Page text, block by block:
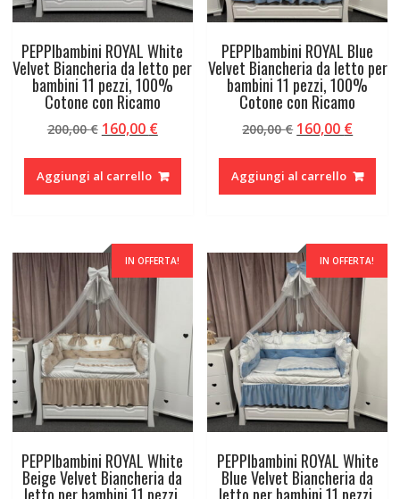
PEPPIbambini ROYAL White
Velvet Biancheria da letto per
bambini 11 pezzi, 100%
Cotone con Ricamo
200,00€ Il
originale
era:
160,00 €Il
attuale
è:
Aggiungi al carrello
PEPPIbambini ROYAL Blue
Velvet Biancheria da letto per
bambini 11 pezzi, 100%
Cotone con Ricamo
200,00€ Il
originale
era:
160,00 €Il
è:
Aggiungi al carrello
IN OFFERTA!
PEPPIbambini ROYAL White
Beige Velvet Biancheria da
IN OFFERTA!
PEPPIbambini ROYAL White
Blue Velvet Biancheria da